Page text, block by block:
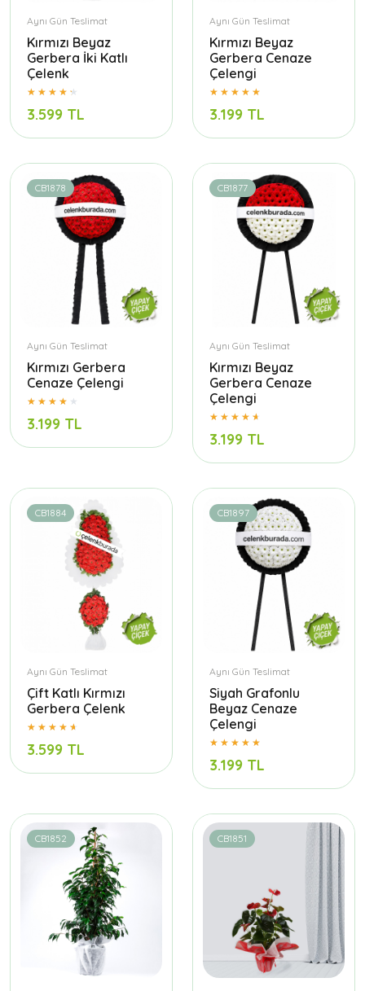
Aynı Gün Teslimat
Kırmızı Beyaz
Gerbera İki Katlı
Çelenk
3.599 TL
Aynı Gün Teslimat
Kırmızı Beyaz
Gerbera Cenaze
Çelengi
3.199 TL
CB1878
Aynı Gün Teslimat
Kırmızı Gerbera
Cenaze Çelengi
3.199 TL
CB1877
Aynı Gün Teslimat
Kırmızı Beyaz
Gerbera Cenaze
Çelengi
3.199 TL
CB1884
Aynı Gün Teslimat
Çift Katlı Kırmızı
Gerbera Çelenk
3.599 TL
CB1897
Aynı Gün Teslimat
Siyah Grafonlu
Beyaz Cenaze
Çelengi
3.199 TL
CB1852 CB1851